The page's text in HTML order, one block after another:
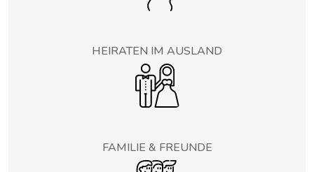
HEIRATEN IM AUSLAND
FAMILIE & FREUNDE